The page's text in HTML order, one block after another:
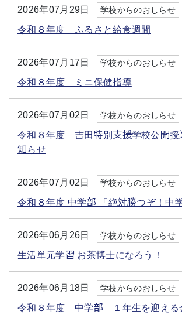
2026年07月29日 学校からのおしらせ
令和８年度 ふるさと給食週間
2026年07月17日 学校からのおしらせ
令和８年度 ミニ保健指導
2026年07月02日 学校からのおしらせ
令和８年度 吉田特別支援学校公開授
知らせ
2026年07月02日 学校からのおしらせ
令和８年度 中学部 「絶対勝つぞ！中
2026年06月26日 学校からのおしらせ
生活単元学習 お茶博士になろう！
2026年06月18日 学校からのおしらせ
令和８年度 中学部 １年生を迎える